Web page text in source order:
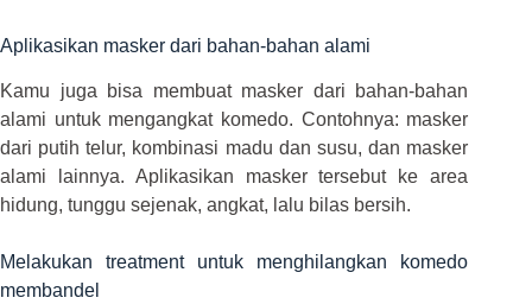
Aplikasikan masker dari bahan-bahan alami
Kamu juga bisa membuat masker dari bahan-bahan
alami untuk mengangkat komedo. Contohnya: masker
dari putih telur, kombinasi madu dan susu, dan masker
alami lainnya. Aplikasikan masker tersebut ke area
hidung, tunggu sejenak, angkat, lalu bilas bersih.
Melakukan treatment untuk menghilangkan komedo
membandel